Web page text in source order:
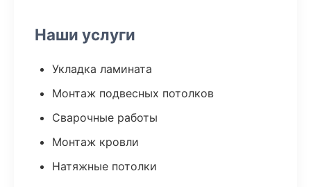
Наши услуги
Укладка ламината
Монтаж подвесных потолков
Сварочные работы
Монтаж кровли
Натяжные потолки